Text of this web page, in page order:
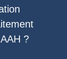
?